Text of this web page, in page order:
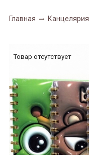
Главная Канцелярия
Товар отсутствует